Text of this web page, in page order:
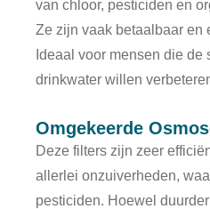
van chloor, pesticiden en
Ze zijn vaak betaalbaar en
Ideaal voor mensen die de
drinkwater willen
Omgekeerde
Deze filters zijn zeer
allerlei onzuiverheden,
pesticiden. Hoewel